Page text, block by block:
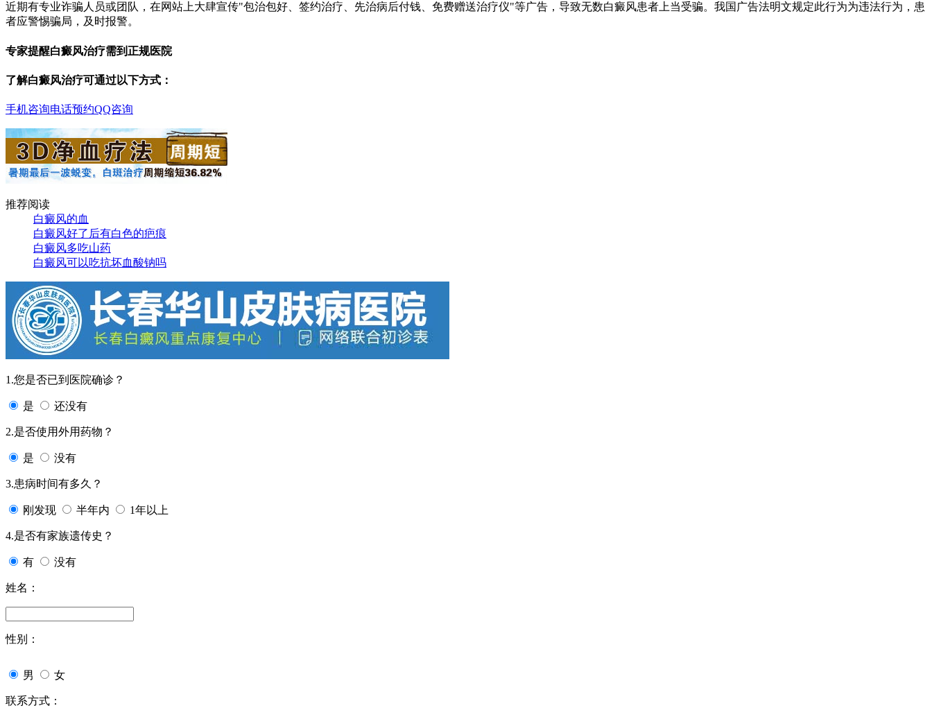
近期有专业诈骗人员或团队，在网站上大肆宣传"包治包好、签约治疗、先治病后付钱、免费赠送治疗仪"等广告，导致无数白癜风患者上当受骗。我国广告法明文规定此行为为违法行为，患
者应警惕骗局，及时报警。
专家提醒白癜风治疗需到正规医院
了解白癜风治疗可通过以下方式：
手机咨询电话预约QQ咨询
推荐阅读
白癜风的血
白癜风好了后有白色的疤痕
白癜风多吃山药
白癜风可以吃抗坏血酸钠吗
1.您是否已到医院确诊？
是 还没有
2.是否使用外用药物？
是 没有
3.患病时间有多久？
刚发现 半年内 1年以上
4.是否有家族遗传史？
有 没有
姓名：
性别：
男 女
联系方式：